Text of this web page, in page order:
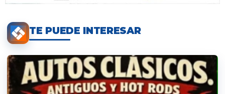
TE PUEDE INTERESAR